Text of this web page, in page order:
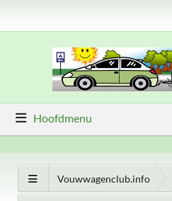
Hoofdmenu
Vouwwagenclub.info